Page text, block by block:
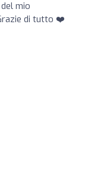
mio
di tutto ❤️